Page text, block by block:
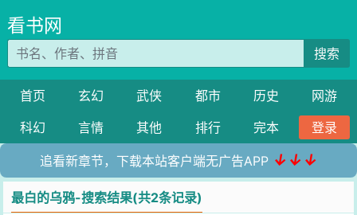
看书网
搜索
首页 玄幻 武侠 都市 历史
网游
科幻
言情 其他 排行 完本 登录
追看新章节，下载本站客户端无广告APP ↓↓↓
最白的乌鸦-搜索结果(共2条记录)